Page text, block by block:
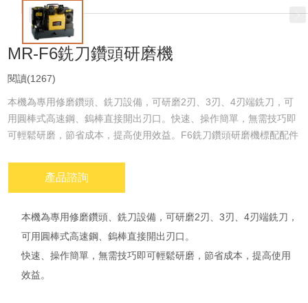
MR-F6銑刀鑽頭研磨機
閱讀(1267)
本機為專用修磨鑽頭、銑刀設備，可研磨2刃、3刃、4刃端銑刀，可
用圓棒式高速鋼、鎢棒直接開出刃口。快速、操作簡單，無需技巧即
可輕鬆研磨，節省成本，提高使用效益。F6銑刀鑽頭研磨機標配配件
產品諮詢
本機為專用修磨鑽頭、銑刀設備，可研磨2刃、3刃、4刃端銑刀，
可用圓棒式高速鋼、鎢棒直接開出刃口。
快速、操作簡單，無需技巧即可輕鬆研磨，節省成本，提高使用
效益。